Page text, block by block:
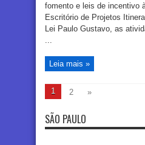
fomento e leis de incentivo
Escritório de Projetos
Lei Paulo Gustavo, as
...
Leia mais »
1 2 »
SÃO PAULO